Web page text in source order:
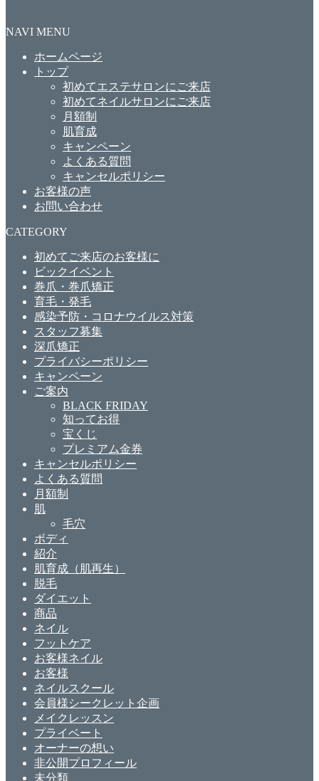
NAVI MENU
ホームページ
トップ
初めてエステサロンにご来店
初めてネイルサロンにご来店
月額制
肌育成
キャンペーン
よくある質問
キャンセルポリシー
お客様の声
お問い合わせ
CATEGORY
初めてご来店のお客様に
ビックイベント
巻爪・巻爪矯正
育毛・発毛
感染予防・コロナウイルス対策
スタッフ募集
深爪矯正
プライバシーポリシー
キャンペーン
ご案内
BLACK FRIDAY
知ってお得
宝くじ
プレミアム金券
キャンセルポリシー
よくある質問
月額制
肌
毛穴
ボディ
紹介
肌育成（肌再生）
脱毛
ダイエット
商品
ネイル
フットケア
お客様ネイル
お客様
ネイルスクール
会員様シークレット企画
メイクレッスン
プライベート
オーナーの想い
非公開プロフィール
未分類